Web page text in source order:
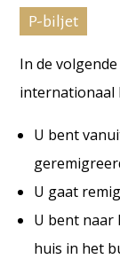
P-biljet
In de
internationaal
U bent
U gaat
U bent naar
huis in het